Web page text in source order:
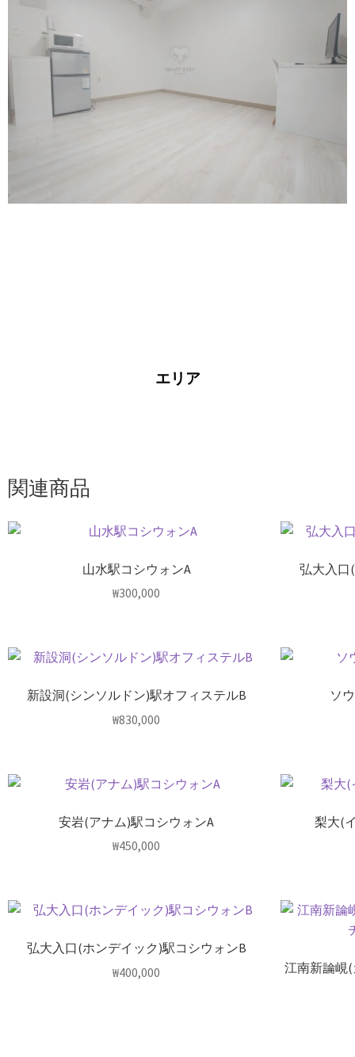
エリア
関連商品
山水駅コシウォンA
₩300,000
弘大入口
新設洞(シンソルドン)駅オフィステルB
₩830,000
ソ
安岩(アナム)駅コシウォンA
₩450,000
梨大(
弘大入口(ホンデイック)駅コシウォンB
₩400,000
江南新論峴